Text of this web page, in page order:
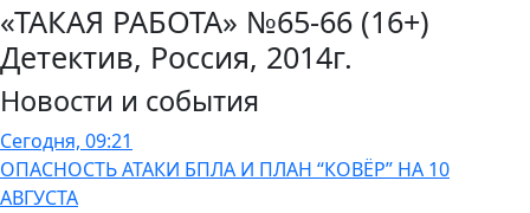
«ТАКАЯ РАБОТА» №65-66 (16+)
Детектив, Россия, 2014г.
Новости и события
Сегодня, 09:21
ОПАСНОСТЬ АТАКИ БПЛА И ПЛАН “КОВЁР” НА 10
АВГУСТА